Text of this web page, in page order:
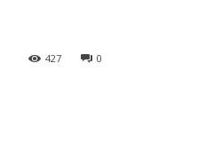
0
427